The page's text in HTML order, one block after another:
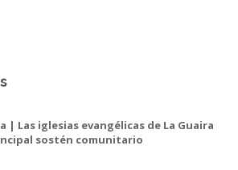
| Las iglesias evangélicas de La Guaira
sostén comunitario